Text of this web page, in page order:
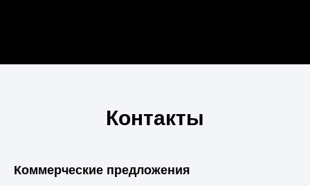
Контакты
Коммерческие предложения